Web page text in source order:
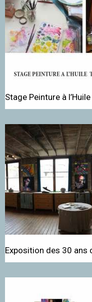
Stage Peinture à
Exposition des 30 ans